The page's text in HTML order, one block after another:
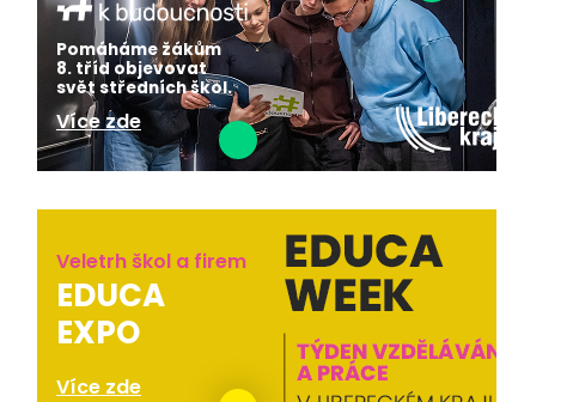
Pomáháme žákům
8. tříd objevovat
svět středních škol.
Více zde
Veletrh škol a firem
EDUCA
EXPO
Více zde